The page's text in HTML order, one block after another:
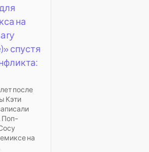
на
спустя
после
Кэти
Поп-
на